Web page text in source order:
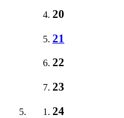
20
21
22
23
24